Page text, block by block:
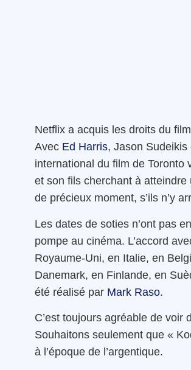
Netflix a acquis les droits du
Avec Ed Harris, Jason
international du film de Toronto
et son fils cherchant à
de précieux moment, s’ils n’y
Les dates de soties n’ont pas
pompe au cinéma. L’accord
Royaume-Uni, en Italie, en
Danemark, en Finlande, en
été réalisé par Mark Raso.
C’est toujours agréable de voir
Souhaitons seulement que «
à l’époque de l’argentique.